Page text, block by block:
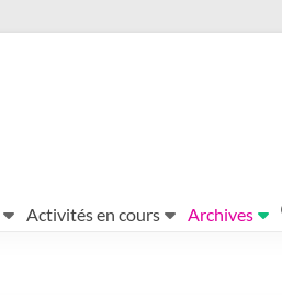
Activités en cours Archives